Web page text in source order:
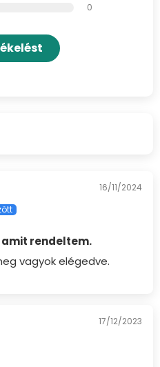
0
16/11/2024
amit rendeltem.
vagyok elégedve.
17/12/2023